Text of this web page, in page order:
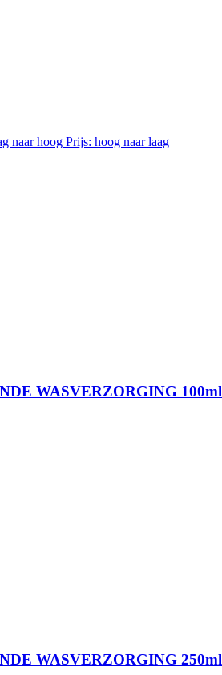
naar hoog Prijs: hoog naar laag
WASVERZORGING 100ml
WASVERZORGING 250ml